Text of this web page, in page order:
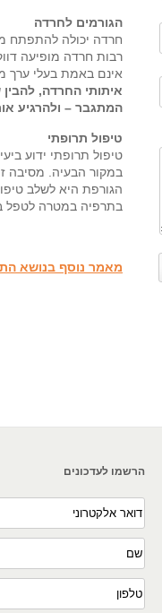
הגורמים לחרדה
חרדה יכולה להתפתח
רבות חרדה מופיעה
אינם באמת בעלי ערך
איתותי החרדה,
המתגבר – ולהרגיע
טיפול תרופתי
טיפול תרופתי ידוע
במקור הבעיה. מסיבה
הגורפת היא לשלב
בתרפיה במטרה לטפל
מאמר נוסף בנושא
הרשמו לעדכונים